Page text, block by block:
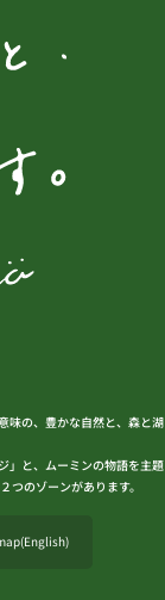
味の、豊かな自然と、森と湖
」と、ムーミンの物語を主題
つのゾーンがあります。